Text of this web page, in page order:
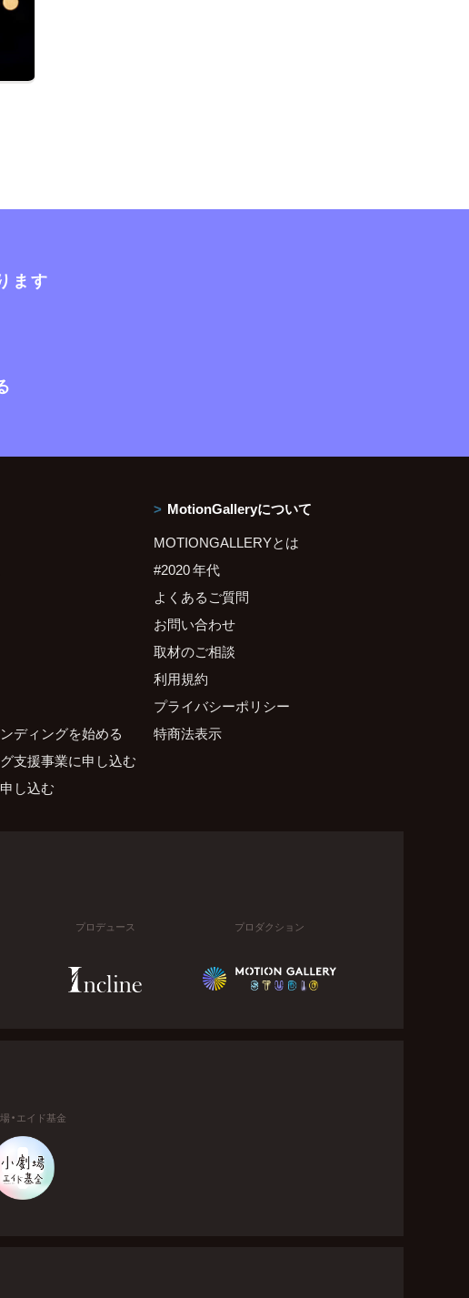
ます
ディングを始める
支援事業に申し込む
し込む
MotionGalleryについて
MOTIONGALLERYとは
#2020 年代
よくあるご質問
お問い合わせ
取材のご相談
利用規約
プライバシーポリシー
特商法表示
プロデュース プロダクション
・エイド基金